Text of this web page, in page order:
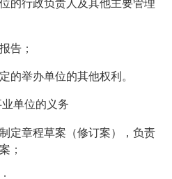
行政负责人及其他主要管理
告；
举办单位的其他权利。
单位的义务
章程草案（修订案），负责
；